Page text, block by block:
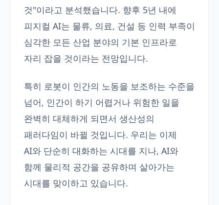
것"이라고 분석했습니다. 향후 5년 내에
피지컬 AI는 물류, 의료, 건설 등 인력 부족이
심각한 모든 산업 분야의 기본 인프라로
자리 잡을 것이라는 전망입니다.
특히 로봇이 인간의 노동을 보조하는 수준을
넘어, 인간이 하기 어렵거나 위험한 일을
완벽히 대체하게 되면서 생산성의
패러다임이 바뀔 것입니다. 우리는 이제
AI와 단순히 대화하는 시대를 지나, AI와
함께 물리적 공간을 공유하며 살아가는
시대를 맞이하고 있습니다.